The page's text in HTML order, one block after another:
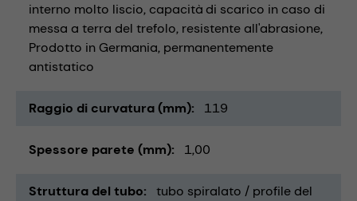
interno molto liscio capacità di scarico in caso di
messa a terra del trefolo resistente all'abrasione
Prodotto in Germania permanentemente
antistatico
Raggio di curvatura (mm) 119
Spessore parete (mm) 1,00
Struttura del tubo
tubo spiralato / profile del